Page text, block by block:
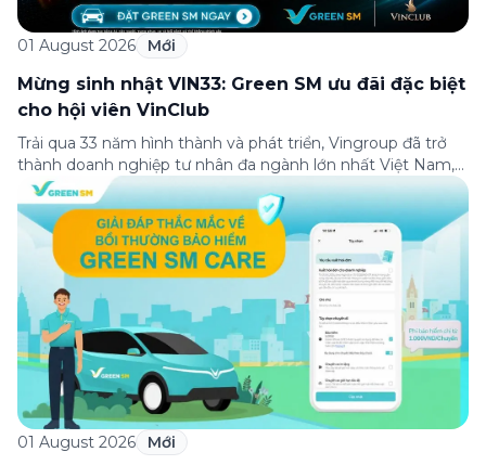
01 August 2026 Mới
Mừng sinh nhật VIN33: Green SM ưu đãi đặc biệt
cho hội viên VinClub
Trải qua 33 năm hình thành và phát triển, Vingroup đã trở
thành doanh nghiệp tư nhân đa ngành lớn nhất Việt Nam,
lọt Top 30 doanh nghiệp lớn nhất Đông Nam Á theo bảng
xếp hạng của Tạp chí Fortune (Mỹ). Nhân kỷ niệm 33 năm
thành lập (8/8/1993 đến 8/8/2026), Green SM trân […]
01 August 2026 Mới